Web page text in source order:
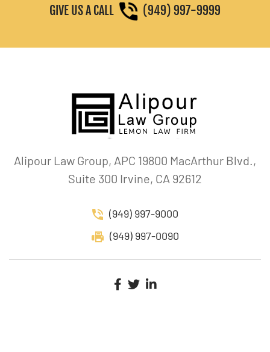
GIVE US A CALL (949) 997-9999
Alipour Law Group, APC 19800 MacArthur Blvd.,
Suite 300 Irvine, CA 92612
(949) 997-9000
(949) 997-0090